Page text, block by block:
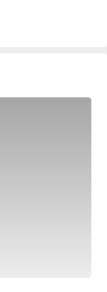
5 分鐘即可抵